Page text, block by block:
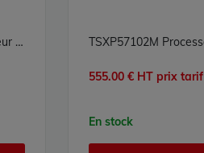
TSXP57103M Processeur Modicon Premium Schneider Electric
555.00 € HT prix tarif
En stock